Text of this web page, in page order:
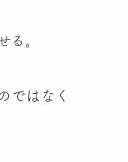
。
ではなく